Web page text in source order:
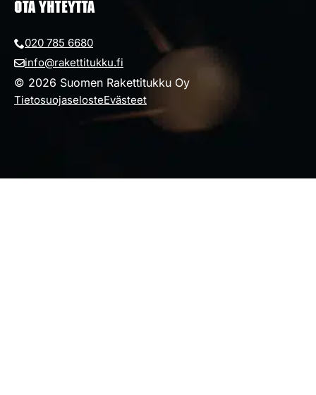
© 2026 Suomen Rakettitukku Oy
TietosuojaselosteEvästeet
OTA YHTEYTTÄ
020 785 6680
info@rakettitukku.fi